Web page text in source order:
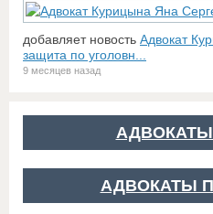
добавляет новость Адвокат
защита по уголовн...
9 месяцев назад
АДВОКАТЫ